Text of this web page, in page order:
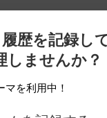
歴を記録して
しませんか？
マを利用中！